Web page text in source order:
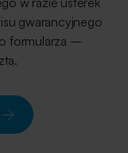
gwarancyjnego
formularza –